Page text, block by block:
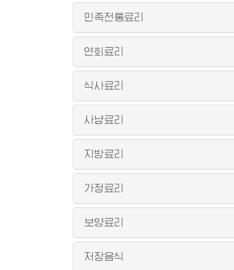
민족전통료리
연회료리
식사료리
사냥료리
지방료리
가정료리
보양료리
저장음식